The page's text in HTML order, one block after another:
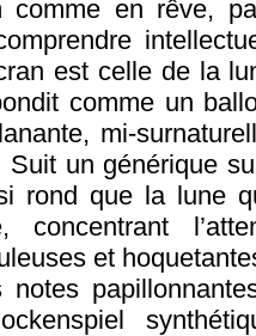
en rêve,
est celle de la
comme un
mi-
Suit un générique
rond que la lune
concentrant
et
notes